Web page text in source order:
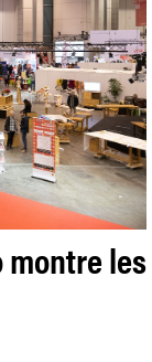
montre les